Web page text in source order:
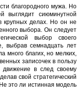
благородного мужа. Но
выглядит сиюминутной
крупных делах. Но он не
выбора. Он следует
выбор своего
выбрав семнадцать лет
много благих, но мелких,
записочек в пользу
движение в след своему
свой стратегический
это ли истинная модель